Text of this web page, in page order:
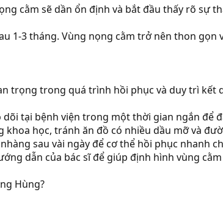
cằm sẽ dần ổn định và bắt đầu thấy rõ sự
1-3 tháng. Vùng nọng cằm trở nên thon
trọng trong quá trình hồi phục và duy trì kết
dõi tại bệnh viện trong một thời gian ngắn để
khoa học, tránh ăn đồ có nhiều dầu mỡ và
sau vài ngày để cơ thể hồi phục nhanh
dẫn của bác sĩ để giúp định hình vùng
Hùng?